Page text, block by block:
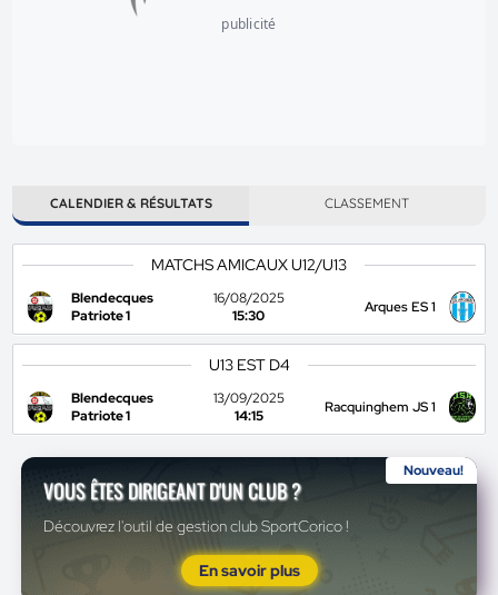
publicité
CALENDIER & RÉSULTATS CLASSEMENT
MATCHS AMICAUX U12/U13
Blendecques
Patriote 1
16/08/2025
15:30
Arques ES 1
U13 EST D4
Blendecques
Patriote 1
13/09/2025
14:15
Racquinghem JS 1
Nouveau!
VOUS ÊTES DIRIGEANT D'UN CLUB ?
Découvrez l'outil de gestion club SportCorico !
En savoir plus